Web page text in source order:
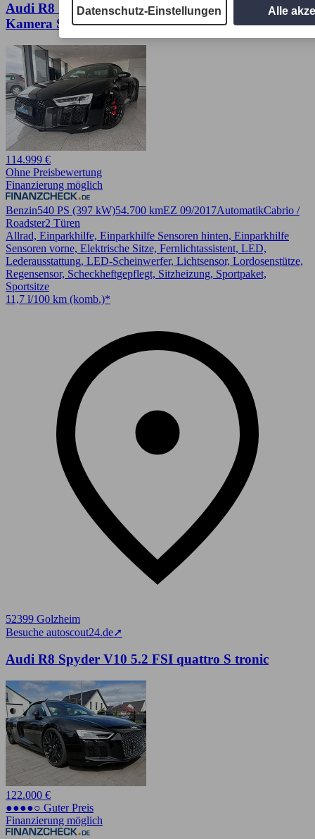
Datenschutz-Einstellungen Alle
Audi R8 Spyder 5.2 FSI quattro No OPF B&O
Kamera SHZ
114.999 €
Ohne Preisbewertung
Finanzierung möglich
Benzin540 PS (397 kW)54.700 kmEZ 09/2017AutomatikCabrio /
Roadster2 Türen
Allrad, Einparkhilfe, Einparkhilfe Sensoren hinten, Einparkhilfe
Sensoren vorne, Elektrische Sitze, Fernlichtassistent, LED,
Lederausstattung, LED-Scheinwerfer, Lichtsensor, Lordosenstütze,
Regensensor, Scheckheftgepflegt, Sitzheizung, Sportpaket,
Sportsitze
11,7 l/100 km (komb.)*
52399 Golzheim
Besuche autoscout24.de➚
Audi R8 Spyder V10 5.2 FSI quattro S tronic
122.000 €
●●●●○ Guter Preis
Finanzierung möglich